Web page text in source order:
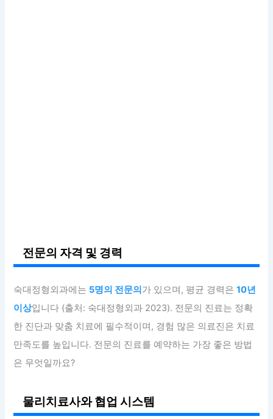
전문의 자격 및 경력
숙대정형외과에는 5명의 전문의가 있으며, 평균 경력은10년
이상입니다 (출처: 숙대정형외과 2023). 전문의 진료는 정확
한 진단과 맞춤 치료에 필수적이며, 경험 많은 의료진은 치료
만족도를 높입니다. 전문의 진료를 예약하는 가장 좋은 방법
은 무엇일까요?
물리치료사와 협업 시스템